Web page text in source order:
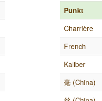
Punkt
Charrière
French
Kaliber
毫 (China)